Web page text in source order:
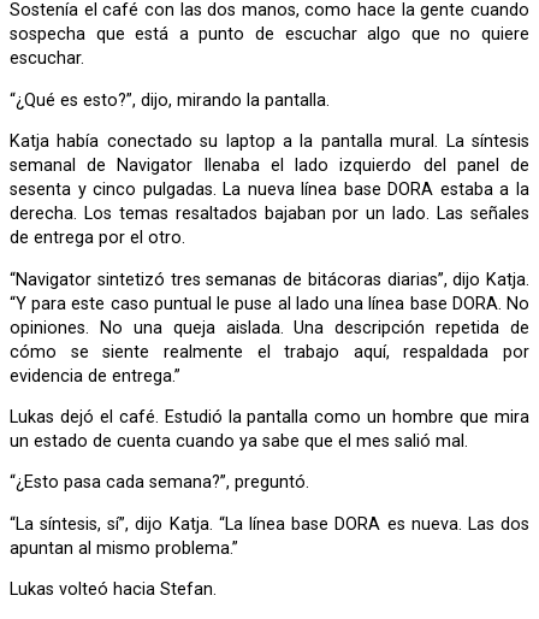
Sostenía el café con las dos manos, como hace la gente cuando
sospecha que está a punto de escuchar algo que no quiere
escuchar.
“¿Qué es esto?”, dijo, mirando la pantalla.
Katja había conectado su laptop a la pantalla mural. La síntesis
semanal de Navigator llenaba el lado izquierdo del panel de
sesenta y cinco pulgadas. La nueva línea base DORA estaba a la
derecha. Los temas resaltados bajaban por un lado. Las señales
de entrega por el otro.
“Navigator sintetizó tres semanas de bitácoras diarias”, dijo Katja.
“Y para este caso puntual le puse al lado una línea base DORA. No
opiniones. No una queja aislada. Una descripción repetida de
cómo se siente realmente el trabajo aquí, respaldada por
evidencia de entrega.”
Lukas dejó el café. Estudió la pantalla como un hombre que mira
un estado de cuenta cuando ya sabe que el mes salió mal.
“¿Esto pasa cada semana?”, preguntó.
“La síntesis, sí”, dijo Katja. “La línea base DORA es nueva. Las dos
apuntan al mismo problema.”
Lukas volteó hacia Stefan.